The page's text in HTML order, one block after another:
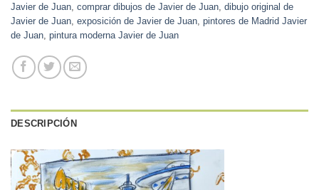
Javier de Juan comprar dibujos de Javier de Juan dibujo original de
Javier de Juan exposición de Javier de Juan pintores de Madrid Javier
de Juan pintura moderna Javier de Juan
DESCRIPCIÓN